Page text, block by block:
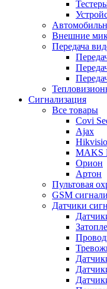
Внешние
Передача
Сигнализация
Все товары
Covi
Ajax
MAKS
Орион
Артон
Пультовая
GSM
Датчики